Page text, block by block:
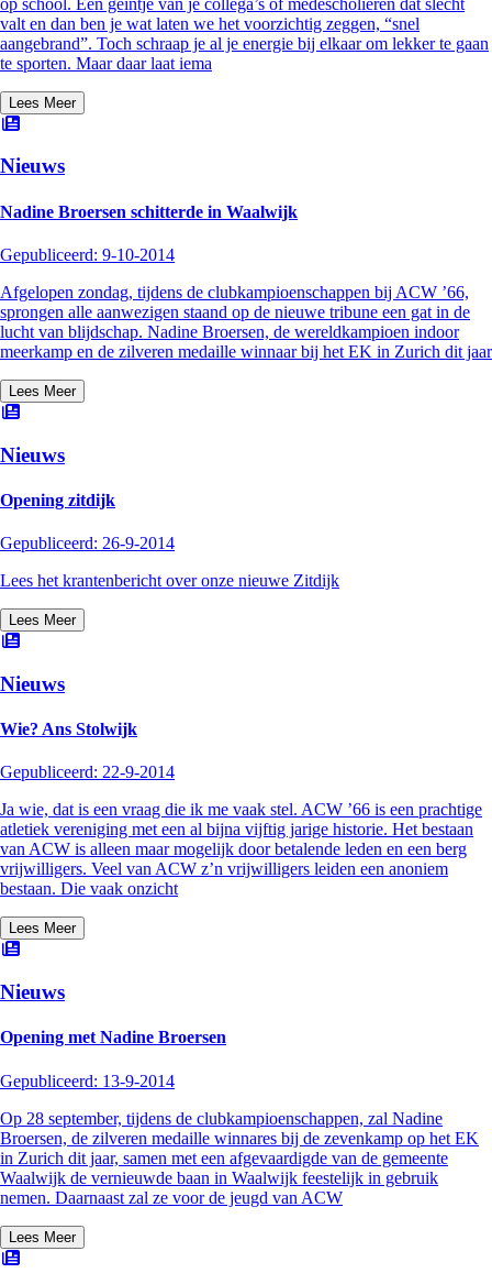
valt en dan ben je wat laten we het voorzichtig zeggen, “snel
aangebrand”. Toch schraap je al je energie bij elkaar om lekker te gaan
te sporten. Maar daar laat iema
Lees Meer
Nieuws
Nadine Broersen schitterde in Waalwijk
Gepubliceerd: 9-10-2014
Afgelopen zondag, tijdens de clubkampioenschappen bij ACW ’66,
sprongen alle aanwezigen staand op de nieuwe tribune een gat in de
lucht van blijdschap. Nadine Broersen, de wereldkampioen indoor
meerkamp en de zilveren medaille winnaar bij het EK in Zurich dit jaar
Lees Meer
Nieuws
Opening zitdijk
Gepubliceerd: 26-9-2014
Lees het krantenbericht over onze nieuwe Zitdijk
Lees Meer
Nieuws
Wie? Ans Stolwijk
Gepubliceerd: 22-9-2014
Ja wie, dat is een vraag die ik me vaak stel. ACW ’66 is een prachtige
atletiek vereniging met een al bijna vijftig jarige historie. Het bestaan
van ACW is alleen maar mogelijk door betalende leden en een berg
vrijwilligers. Veel van ACW z’n vrijwilligers leiden een anoniem
bestaan. Die vaak onzicht
Lees Meer
Nieuws
Opening met Nadine Broersen
Gepubliceerd: 13-9-2014
Op 28 september, tijdens de clubkampioenschappen, zal Nadine
Broersen, de zilveren medaille winnares bij de zevenkamp op het EK
in Zurich dit jaar, samen met een afgevaardigde van de gemeente
Waalwijk de vernieuwde baan in Waalwijk feestelijk in gebruik
nemen. Daarnaast zal ze voor de jeugd van ACW
Lees Meer